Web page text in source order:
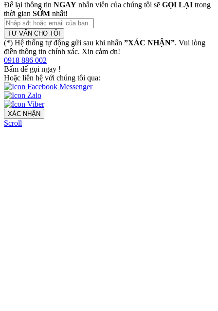
Để lại thông tin NGAY nhân viên của chúng tôi sẽ GỌI LẠI trong
thời gian SỚM nhất!
TƯ VẤN CHO TÔI
(*) Hệ thống tự động gửi sau khi nhấn ”XÁC NHẬN”. Vui lòng
điền thông tin chính xác. Xin cảm ơn!
0918 886 002
Bấm để gọi ngay !
Hoặc liên hệ với chúng tôi qua:
XÁC NHẬN
Scroll